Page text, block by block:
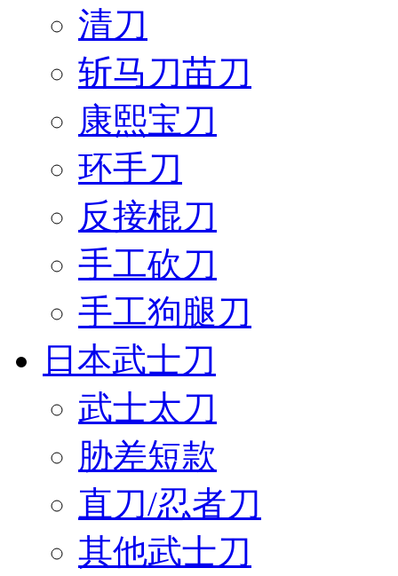
清刀
斩马刀苗刀
康熙宝刀
环手刀
反接棍刀
手工砍刀
手工狗腿刀
日本武士刀
武士太刀
胁差短款
直刀/忍者刀
其他武士刀